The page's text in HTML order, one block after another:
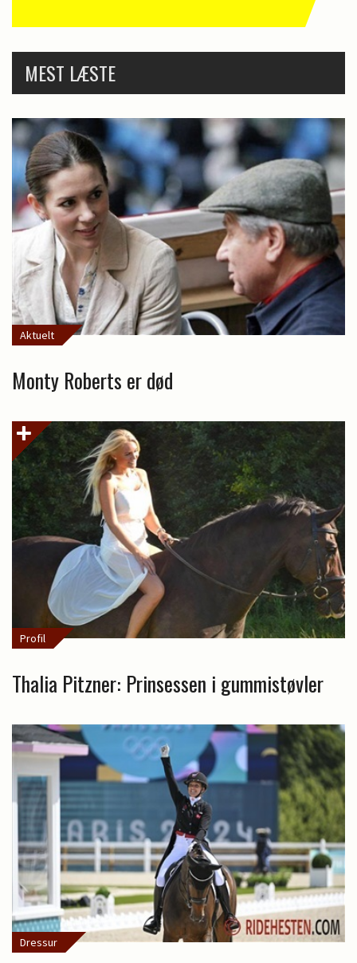
MEST LÆSTE
Aktuelt
Monty Roberts er død
Profil
Thalia Pitzner: Prinsessen i gummistøvler
Dressur